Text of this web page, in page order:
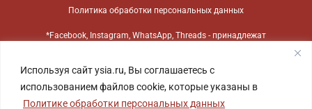
Используя сайт ysia.ru, Вы соглашаетесь с
использованием файлов cookie, которые указаны в
Политике обработки персональных данных
Политика обработки персональных данных
*Facebook, Instagram, WhatsApp, Threads - принадлежат